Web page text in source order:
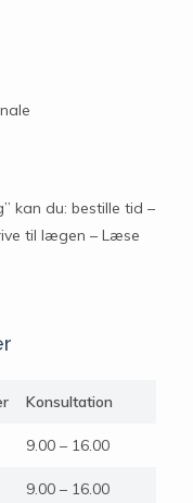
kan du: bestille tid –
til lægen – Læse
Konsultation
9.00 – 16.00
9.00 – 16.00